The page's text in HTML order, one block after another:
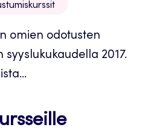
omien odotusten
2017.